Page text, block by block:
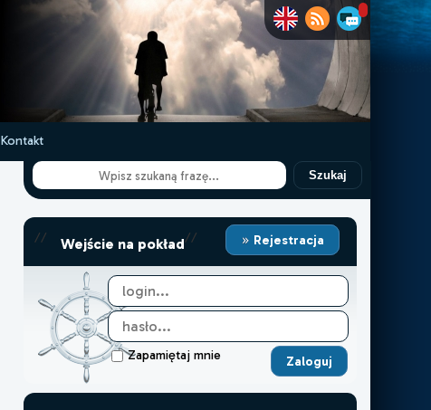
Kontakt
Szukaj
// Wejście na pokład// Rejestracja
Zapamiętaj mnie